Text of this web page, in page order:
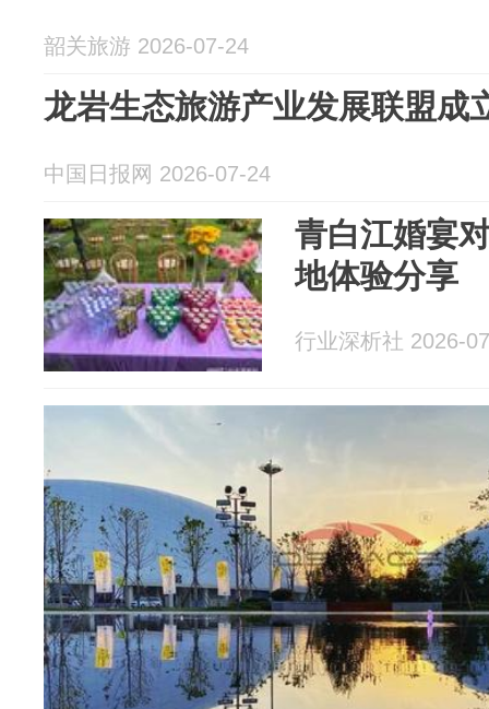
韶关旅游 2026-07-24
龙岩生态旅游产业发展联盟成
中国日报网 2026-07-24
青白江婚宴
地体验分享
行业深析社 2026-